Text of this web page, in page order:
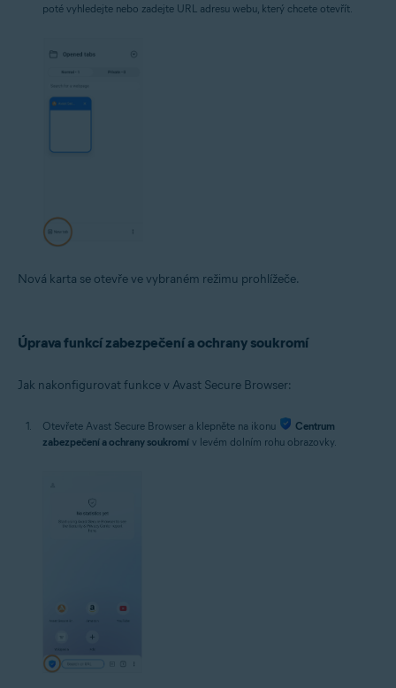
poté vyhledejte nebo zadejte URL adresu webu, který chcete otevřít.
Nová karta se otevře ve vybraném režimu prohlížeče.
Úprava funkcí zabezpečení a ochrany soukromí
Jak nakonfigurovat funkce v Avast Secure Browser:
Otevřete Avast Secure Browser a klepněte na ikonu
Centrum
zabezpečení a ochrany soukromí v levém dolním rohu obrazovky.